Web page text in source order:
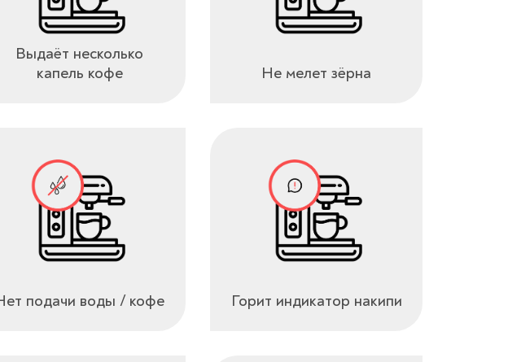
Выдаёт несколько
капель кофе
Не мелет зёрна
подачи воды / кофе Горит индикатор накипи